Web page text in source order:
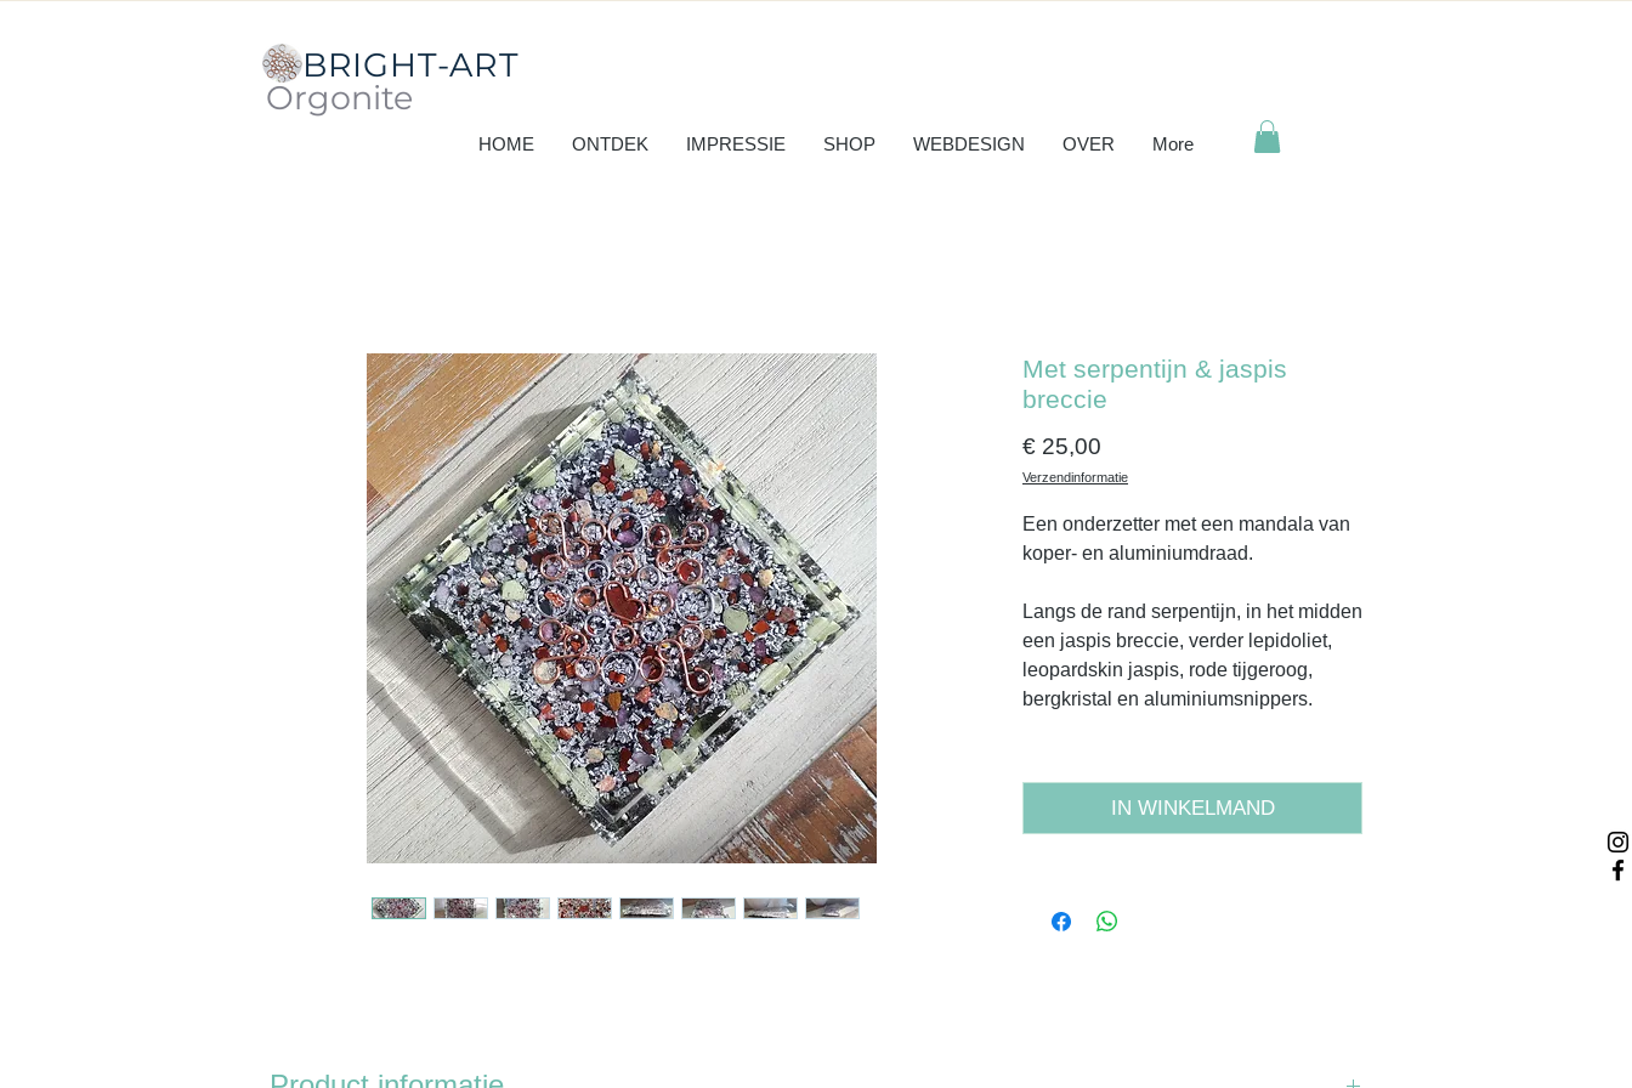
BRIGHT-ART
Orgonite
HOME ONTDEK IMPRESSIE SHOP WEBDESIGN OVER More
Met serpentijn & jaspis
breccie
€ 25,00
Verzendinformatie
Een onderzetter met een mandala van
koper- en aluminiumdraad.
Langs de rand serpentijn, in het midden
een jaspis breccie, verder lepidoliet,
leopardskin jaspis, rode tijgeroog,
bergkristal en aluminiumsnippers.
IN WINKELMAND